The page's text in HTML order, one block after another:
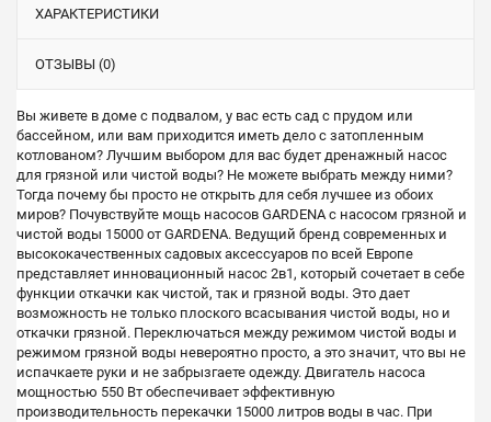
ХАРАКТЕРИСТИКИ
ОТЗЫВЫ (0)
Вы живете в доме с подвалом, у вас есть сад с прудом или
бассейном, или вам приходится иметь дело с затопленным
котлованом? Лучшим выбором для вас будет дренажный насос
для грязной или чистой воды? Не можете выбрать между ними?
Тогда почему бы просто не открыть для себя лучшее из обоих
миров? Почувствуйте мощь насосов GARDENA с насосом грязной и
чистой воды 15000 от GARDENA. Ведущий бренд современных и
высококачественных садовых аксессуаров по всей Европе
представляет инновационный насос 2в1, который сочетает в себе
функции откачки как чистой, так и грязной воды. Это дает
возможность не только плоского всасывания чистой воды, но и
откачки грязной. Переключаться между режимом чистой воды и
режимом грязной воды невероятно просто, а это значит, что вы не
испачкаете руки и не забрызгаете одежду. Двигатель насоса
мощностью 550 Вт обеспечивает эффективную
производительность перекачки 15000 литров воды в час. При